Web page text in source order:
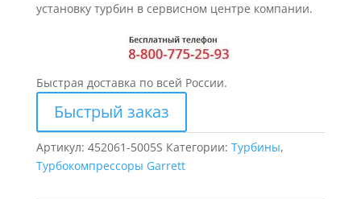
установку турбин в сервисном центре компании.
Быстрая доставка по всей России.
Быстрый заказ
Артикул: 452061-5005S Категории: Турбины,
Турбокомпрессоры Garrett